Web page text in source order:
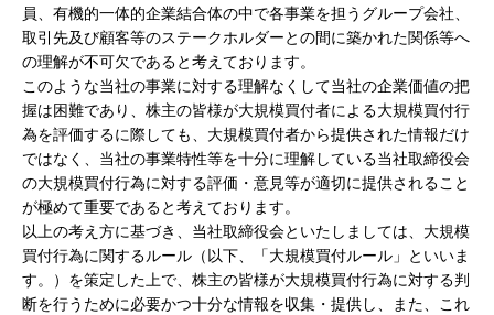
員、有機的一体的企業結合体の中で各事業を担うグループ会社、
取引先及び顧客等のステークホルダーとの間に築かれた関係等へ
の理解が不可欠であると考えております。
このような当社の事業に対する理解なくして当社の企業価値の把
握は困難であり、株主の皆様が大規模買付者による大規模買付行
為を評価するに際しても、大規模買付者から提供された情報だけ
ではなく、当社の事業特性等を十分に理解している当社取締役会
の大規模買付行為に対する評価・意見等が適切に提供されること
が極めて重要であると考えております。
以上の考え方に基づき、当社取締役会といたしましては、大規模
買付行為に関するルール（以下、「大規模買付ルール」といいま
す。）を策定した上で、株主の皆様が大規模買付行為に対する判
断を行うために必要かつ十分な情報を収集・提供し、また、これ